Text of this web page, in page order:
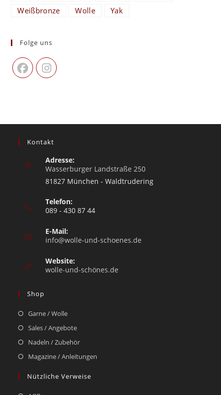
Weißbronze
Wolle Yak
Folge uns
Kontakt
Adresse:
Wasserburger Landstraße 250
81827 München - Waldtrudering
Telefon:
089 - 430 87 44
E-Mail:
info@wolle-und-schoenes.de
Website:
wolle-und-schönes.de
Shop
Garne / Wolle
Sales / Angebote
Nadeln / Zubehör
Magazine / Anleitungen
Nützliche Verweise